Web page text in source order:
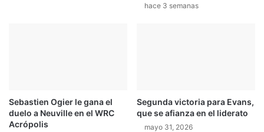
hace 3 semanas
Sebastien Ogier le gana el
duelo a Neuville en el WRC
Acrópolis
Segunda victoria para Evans,
que se afianza en el liderato
mayo 31, 2026